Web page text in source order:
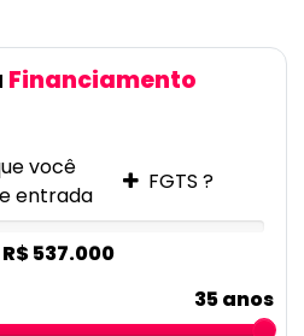
Financiamento
você
entrada
FGTS ?
R$ 537.000
35 anos